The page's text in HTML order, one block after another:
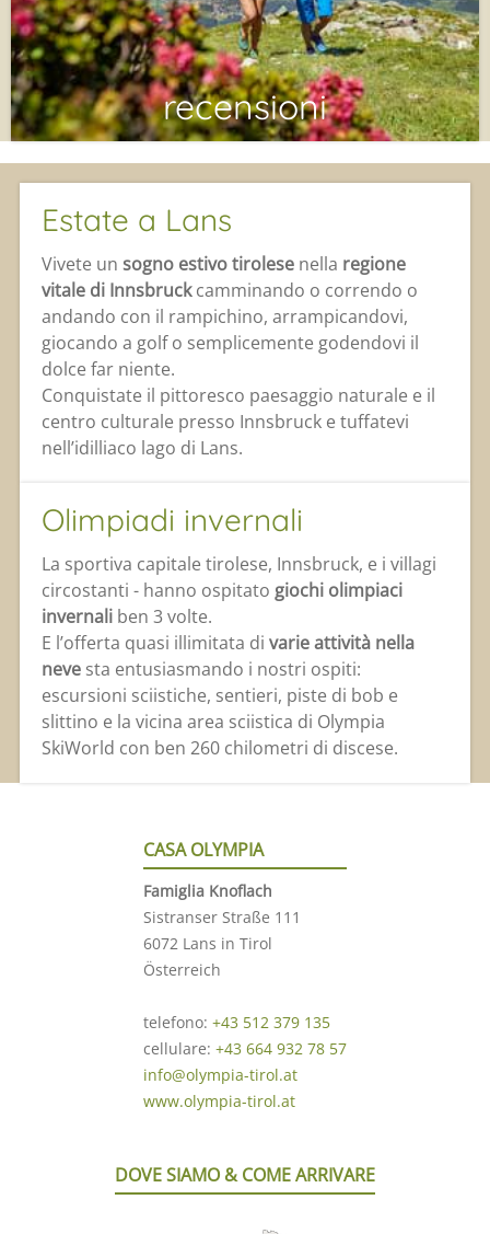
recensioni
Estate a Lans
Vivete un sogno estivo tirolesenella regione
vitale di Innsbruckcamminando o correndo o
andando con il rampichino, arrampicandovi,
giocando a golf o semplicemente godendovi il
dolce far niente.
Conquistate il pittoresco paesaggio naturale e il
centro culturale presso Innsbruck e tuffatevi
nell’idilliaco lago di Lans.
Olimpiadi invernali
La sportiva capitale tirolese, Innsbruck, e i villagi
circostanti - hanno ospitato giochi olimpiaci
invernaliben 3 volte.
E l’offerta quasi illimitata di varie attività nella
nevesta entusiasmando i nostri ospiti:
escursioni sciistiche, sentieri, piste di bob e
slittino e la vicina area sciistica di Olympia
SkiWorld con ben 260 chilometri di discese.
CASA OLYMPIA
Famiglia Knoflach
Sistranser Straße 111
6072 Lans in Tirol
Österreich
telefono: +43 512 379 135
cellulare: +43 664 932 78 57
info@olympia-tirol.at
www.olympia-tirol.at
DOVE SIAMO & COME ARRIVARE